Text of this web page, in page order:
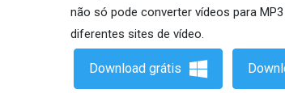
não só pode converter vídeos para
diferentes sites de vídeo.
Download grátis